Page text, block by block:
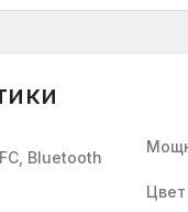
Bluetooth
Цвет